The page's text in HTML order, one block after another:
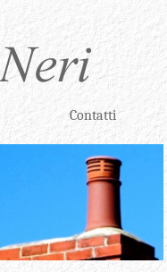
Contatti